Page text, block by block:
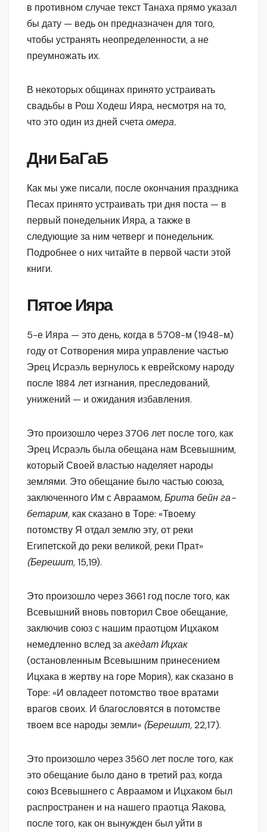
в противном случае текст Танаха прямо указал
бы дату — ведь он предназначен для того,
чтобы устранять неопределенности, а не
преумножать их.
В некоторых общинах принято устраивать
свадьбы в Рош Ходеш Ияра, несмотря на то,
что это один из дней счетаомера.
Дни БаГаБ
Как мы уже писали, после окончания праздника
Песах принято устраивать три дня поста — в
первый понедельник Ияра, а также в
следующие за ним четверг и понедельник.
Подробнее о них читайте в первой части этой
книги.
Пятое Ияра
5-е Ияра — это день, когда в 5708-м (1948-м)
году от Сотворения мира управление частью
Эрец Исраэль вернулось к еврейскому народу
после 1884 лет изгнания, преследований,
унижений — и ожидания избавления.
Это произошло через 3706 лет после того, как
Эрец Исраэль была обещана нам Всевышним,
который Своей властью наделяет народы
землями. Это обещание было частью союза,
заключенного Им с Авраамом, Брита бейн га-
бетарим, как сказано в Торе: «Твоему
потомству Я отдал землю эту,от реки
Египетской до реки великой, реки Прат»
(Берешит,15,19).
Это произошло через 3661 год после того, как
Всевышний вновь повторил Свое обещание,
заключив союз с нашим праотцом Ицхаком
немедленно вслед заакедат Ицхак
(остановленным Всевышним принесением
Ицхака в жертву на горе Мория), как сказано в
Торе: «И овладеет потомство твое вратами
врагов своих. И благословятся в потомстве
твоем все народы земли» (Берешит,22,17).
Это произошло через 3560 лет после того, как
это обещание было дано в третий раз, когда
союз Всевышнего с Авраамом и Ицхаком был
распространен и на нашего праотца Яакова,
после того, как он вынужден был уйти в